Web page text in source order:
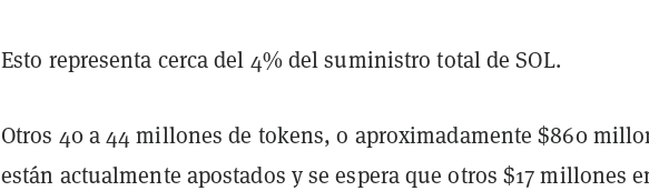
Esto representa cerca del 4% del suministro total de SOL.
Otros 40 a 44 millones de tokens, o aproximadamente $860
están actualmente apostados y se espera que otros $17 millones